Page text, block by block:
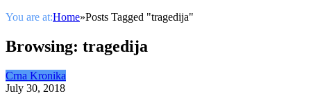
You are at:Home»Posts Tagged "tragedija"
Browsing: tragedija
Crna Kronika
July 30, 2018